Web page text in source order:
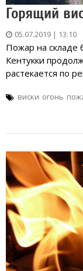
Горящий
05.07.2019 | 13:10
Пожар на складе
Кентукки
растекается по
виски огонь